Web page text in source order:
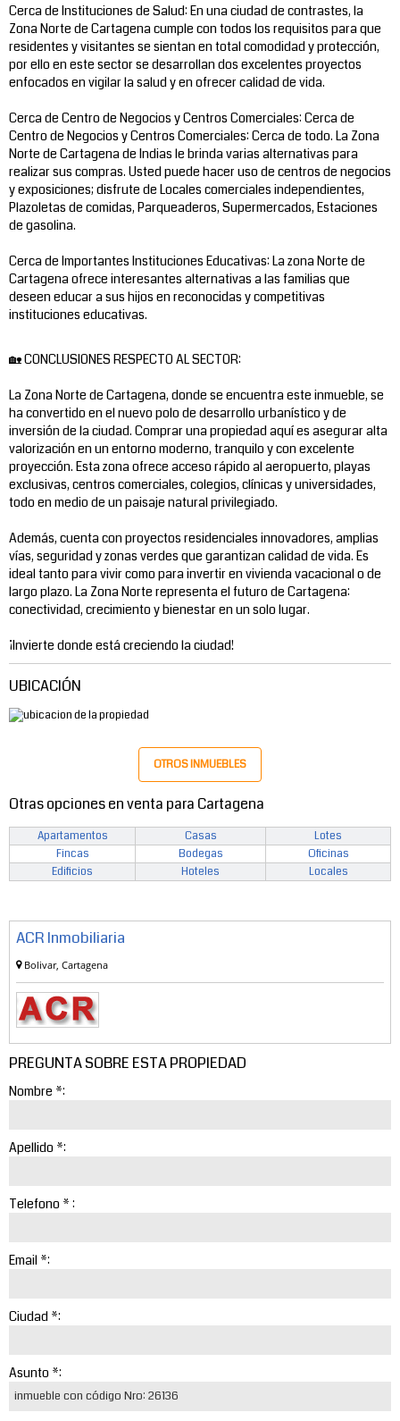
Cerca de Instituciones de Salud: En una ciudad de contrastes, la
Zona Norte de Cartagena cumple con todos los requisitos para que
residentes y visitantes se sientan en total comodidad y protección,
por ello en este sector se desarrollan dos excelentes proyectos
enfocados en vigilar la salud y en ofrecer calidad de vida.
Cerca de Centro de Negocios y Centros Comerciales: Cerca de
Centro de Negocios y Centros Comerciales: Cerca de todo. La Zona
Norte de Cartagena de Indias le brinda varias alternativas para
realizar sus compras. Usted puede hacer uso de centros de negocios
y exposiciones; disfrute de Locales comerciales independientes,
Plazoletas de comidas, Parqueaderos, Supermercados, Estaciones
de gasolina.
Cerca de Importantes Instituciones Educativas: La zona Norte de
Cartagena ofrece interesantes alternativas a las familias que
deseen educar a sus hijos en reconocidas y competitivas
instituciones educativas.
🏡 CONCLUSIONES RESPECTO AL SECTOR:
La Zona Norte de Cartagena, donde se encuentra este inmueble, se
ha convertido en el nuevo polo de desarrollo urbanístico y de
inversión de la ciudad. Comprar una propiedad aquí es asegurar alta
valorización en un entorno moderno, tranquilo y con excelente
proyección. Esta zona ofrece acceso rápido al aeropuerto, playas
exclusivas, centros comerciales, colegios, clínicas y universidades,
todo en medio de un paisaje natural privilegiado.
Además, cuenta con proyectos residenciales innovadores, amplias
vías, seguridad y zonas verdes que garantizan calidad de vida. Es
ideal tanto para vivir como para invertir en vivienda vacacional o de
largo plazo. La Zona Norte representa el futuro de Cartagena:
conectividad, crecimiento y bienestar en un solo lugar.
¡Invierte donde está creciendo la ciudad!
UBICACIÓN
OTROS INMUEBLES
Otras opciones en venta para Cartagena
Apartamentos Casas
Lotes
Fincas
Bodegas
Oficinas
Edificios
Hoteles Locales
ACR Inmobiliaria
Bolivar, Cartagena
PREGUNTA SOBRE ESTA PROPIEDAD
Nombre *:
Apellido *:
Telefono * :
Email *:
Ciudad *:
Asunto *: